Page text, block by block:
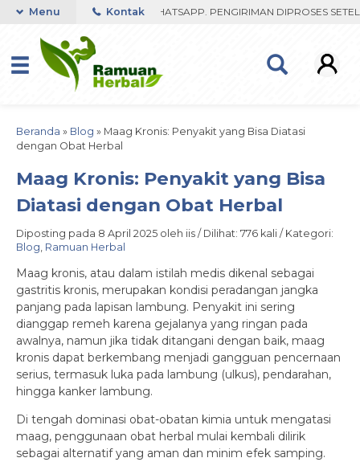
RESPON ORDER VIA WHATSAPP. PENGIRIMAN DIPROSES
Menu Kontak
Beranda » Blog » Maag Kronis: Penyakit yang Bisa Diatasi
dengan Obat Herbal
Maag Kronis: Penyakit yang Bisa
Diatasi dengan Obat Herbal
Diposting pada 8 April 2025 oleh iis / Dilihat: 776 kali / Kategori:
Blog, Ramuan Herbal
Maag kronis, atau dalam istilah medis dikenal sebagai
gastritis kronis, merupakan kondisi peradangan jangka
panjang pada lapisan lambung. Penyakit ini sering
dianggap remeh karena gejalanya yang ringan pada
awalnya, namun jika tidak ditangani dengan baik, maag
kronis dapat berkembang menjadi gangguan pencernaan
serius, termasuk luka pada lambung (ulkus), pendarahan,
hingga kanker lambung.
Di tengah dominasi obat-obatan kimia untuk mengatasi
maag, penggunaan obat herbal mulai kembali dilirik
sebagai alternatif yang aman dan minim efek samping.